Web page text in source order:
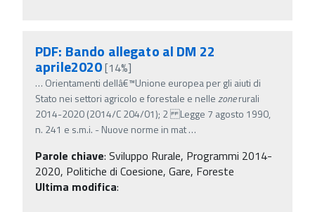
PDF: Bando allegato al DM 22
aprile2020[14%]
… Orientamenti dellâ€™Unione europea per gli aiuti di
Stato nei settori agricolo e forestale e nellezonerurali
2014-2020 (2014/C 204/01); 2 Legge 7 agosto 1990,
n. 241 e s.m.i. - Nuove norme in mat…
Parole chiave: Sviluppo Rurale, Programmi 2014-
2020, Politiche di Coesione, Gare, Foreste
Ultima modifica: